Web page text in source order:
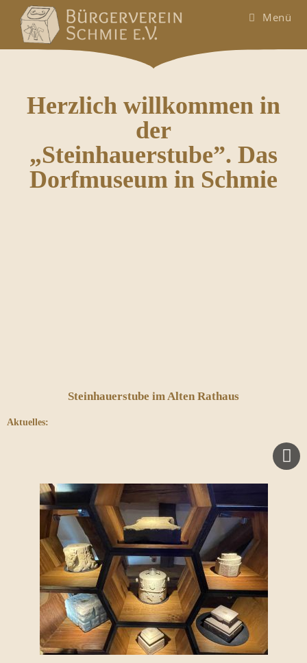
Menü
Herzlich willkommen in
der
„Steinhauerstube”. Das
Dorfmuseum in Schmie
Steinhauerstube im Alten Rathaus
Aktuelles: